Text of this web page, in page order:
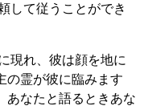
して従うことができ
現れ、彼は顔を地に
の霊が彼に臨みます
あなたと語るときあな